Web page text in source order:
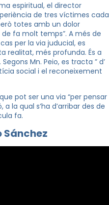
espiritual, el director
de tres víctimes cada
totes amb un dolor
fa molt temps”. A més de
per la via juducial, es
realitat, més profunda. És a
Mn. Peio, es tracta ” d’
social i el reconeixement
pot ser una via “per pensar
la qual s’ha d’arribar des de
fa.
Sánchez